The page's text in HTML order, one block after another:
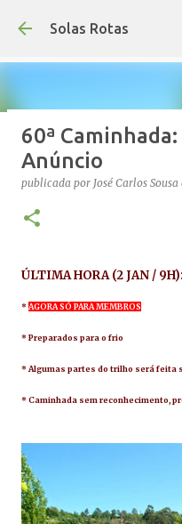
Solas Rotas
Os Solas Rotas
publicada porsaos emjulho
60ª
Anúncio
publicada por José Carlos Sousa
ÚLTIMA HORA (2 JAN / 9H):
*AGORA SÓ PARA MEMBROS
* Preparados para o frio
* Algumas partes do trilho será feita
* Caminhada semreconhecimento,